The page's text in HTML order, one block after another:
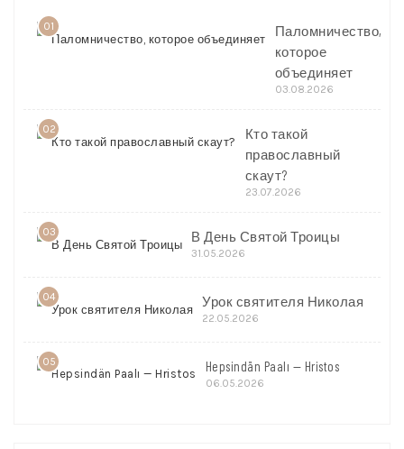
01
Паломничество,
которое
объединяет
03.08.2026
02
Кто такой
православный
скаут?
23.07.2026
03 В День Святой Троицы
31.05.2026
04 Урок святителя Николая
22.05.2026
05 Hepsindän Paalı — Hristos
06.05.2026